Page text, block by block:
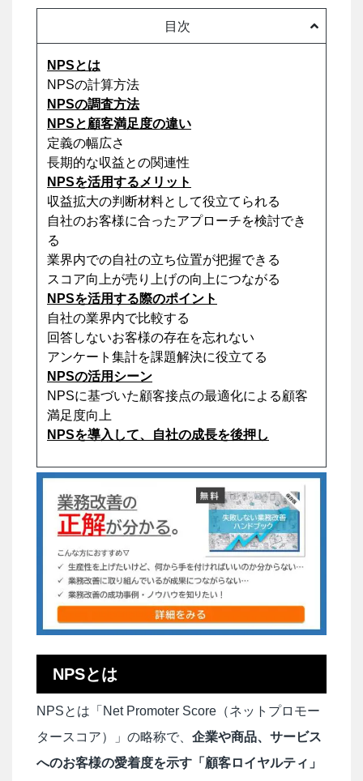
目次
NPSとは
NPSの計算方法
NPSの調査方法
NPSと顧客満足度の違い
定義の幅広さ
長期的な収益との関連性
NPSを活用するメリット
収益拡大の判断材料として役立てられる
自社のお客様に合ったアプローチを検討でき
る
業界内での自社の立ち位置が把握できる
スコア向上が売り上げの向上につながる
NPSを活用する際のポイント
自社の業界内で比較する
回答しないお客様の存在を忘れない
アンケート集計を課題解決に役立てる
NPSの活用シーン
NPSに基づいた顧客接点の最適化による顧客
満足度向上
NPSを導入して、自社の成長を後押し
NPSとは
NPSとは「Net Promoter Score（ネットプロモー
タースコア）」の略称で、 企業や商品、サービス
へのお客様の愛着度を示す「顧客ロイヤルティ」